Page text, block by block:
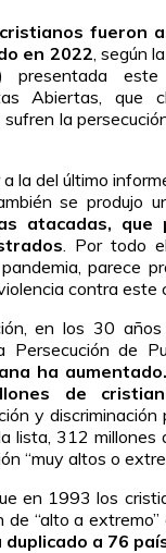
fueron
en 2022 , según
presentada
Abiertas, que
la
la del último
se produjo
atacadas, que
. Por todo
parece
contra este
en los 30
Persecución de
ha
de
y
lista, 312 millones
“muy altos o
en 1993 los
“alto a extremo”
duplicado a 76